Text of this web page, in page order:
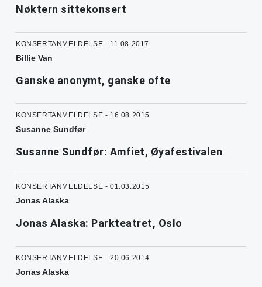
Nøktern sittekonsert
KONSERTANMELDELSE - 11.08.2017
Billie Van
Ganske anonymt, ganske ofte
KONSERTANMELDELSE - 16.08.2015
Susanne Sundfør
Susanne Sundfør: Amfiet, Øyafestivalen
KONSERTANMELDELSE - 01.03.2015
Jonas Alaska
Jonas Alaska: Parkteatret, Oslo
KONSERTANMELDELSE - 20.06.2014
Jonas Alaska